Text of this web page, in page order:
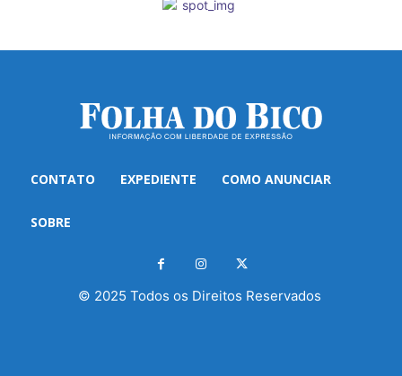
CONTATO EXPEDIENTE COMO ANUNCIAR
SOBRE
© 2025 Todos os Direitos Reservados